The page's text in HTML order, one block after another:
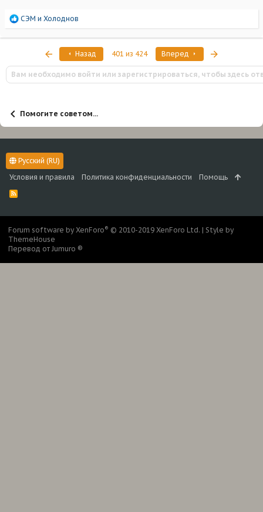
Р
а
и
и
:
СЭМ и Холоднов
ПервыйНазад 401 из 424 Вперед
Вам необходимо войти или зарегистрироваться, чтобы здесь
Помогите советом...
Русский (RU)
Условия и правила
Политика конфиденциальности Помощь
R
S
Forum software by XenForo® © 2010-2019 XenForo Ltd. | Style by
ThemeHouse
Перевод от Jumuro ®